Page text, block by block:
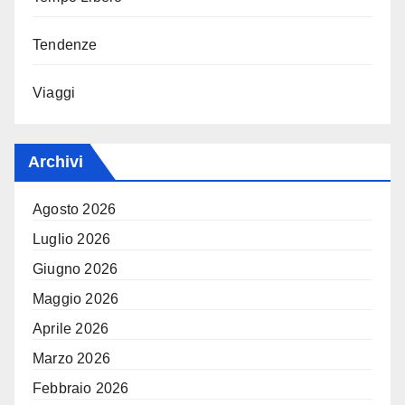
Tendenze
Viaggi
Archivi
Agosto 2026
Luglio 2026
Giugno 2026
Maggio 2026
Aprile 2026
Marzo 2026
Febbraio 2026